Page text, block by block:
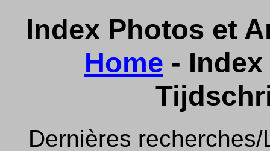
Index Photos et
Home -
Dernières